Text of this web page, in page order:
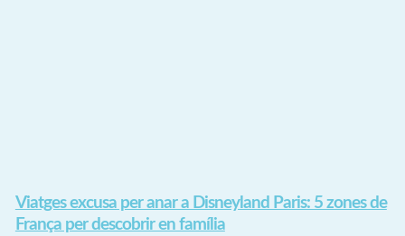
Viatges excusa per anar a Disneyland Paris: 5 zones de
França per descobrir en família